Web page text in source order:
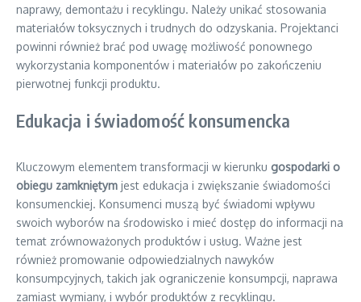
naprawy, demontażu i recyklingu. Należy unikać stosowania
materiałów toksycznych i trudnych do odzyskania. Projektanci
powinni również brać pod uwagę możliwość ponownego
wykorzystania komponentów i materiałów po zakończeniu
pierwotnej funkcji produktu.
Edukacja i świadomość konsumencka
Kluczowym elementem transformacji w kierunku gospodarki o
obiegu zamkniętym jest edukacja i zwiększanie świadomości
konsumenckiej. Konsumenci muszą być świadomi wpływu
swoich wyborów na środowisko i mieć dostęp do informacji na
temat zrównoważonych produktów i usług. Ważne jest
również promowanie odpowiedzialnych nawyków
konsumpcyjnych, takich jak ograniczenie konsumpcji, naprawa
zamiast wymiany, i wybór produktów z recyklingu.